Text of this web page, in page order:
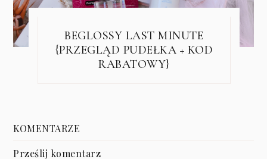
BEGLOSSY LAST MINUTE
{PRZEGLĄD PUDEŁKA + KOD
RABATOWY}
KOMENTARZE
Prześlij komentarz